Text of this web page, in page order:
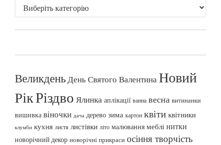
ВеликденьДень Святого ВалентинаНовий
РікРіздво Ялинка аплікації ванна весна витинанки
вишивка віночки дача дерево зима картон квіти квітники
клумби кухня листя листівки літо малювання меблі нитки
новорічний декор новорічні прикраси осіння творчість